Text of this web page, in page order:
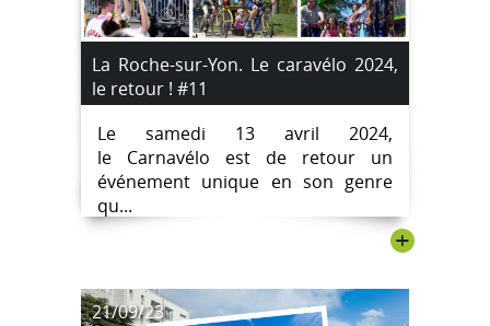
La Roche-sur-Yon. Le caravélo 2024,
le retour ! #11
Le samedi 13 avril 2024,
le Carnavélo est de retour un
événement unique en son genre
qu...
+
21/09/23